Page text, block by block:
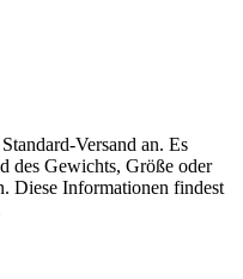
Versand an. Es
des Gewichts, Größe oder
Diese Informationen findest